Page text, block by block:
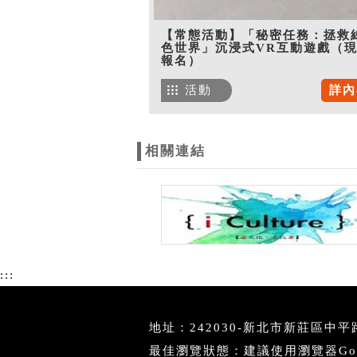
【常態活動】「秘密任務：拯救
色世界」沉浸式VR互動遊戲（
報名）
詳
活動
相關連結
:::
地址：242030-新北市新莊區中
最佳瀏覽狀態：建議使用瀏覽器